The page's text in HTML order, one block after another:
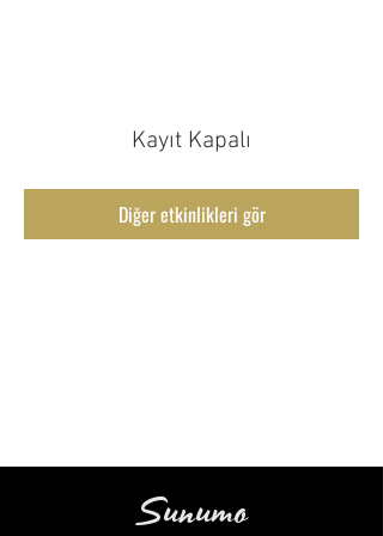
Kayıt Kapalı
Diğer etkinlikleri gör
Sunumo